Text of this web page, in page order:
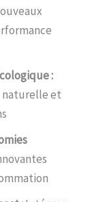
:
naturelle et